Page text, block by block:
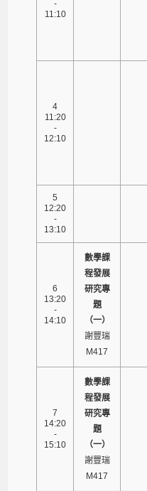
-
11:10
4
11:20
-
12:10
5
12:20
-
13:10
6
13:20
-
14:10
數學課
程發展
研究專
題
（一）
謝豐瑞
M417
7
14:20
-
15:10
數學課
程發展
研究專
題
（一）
謝豐瑞
M417